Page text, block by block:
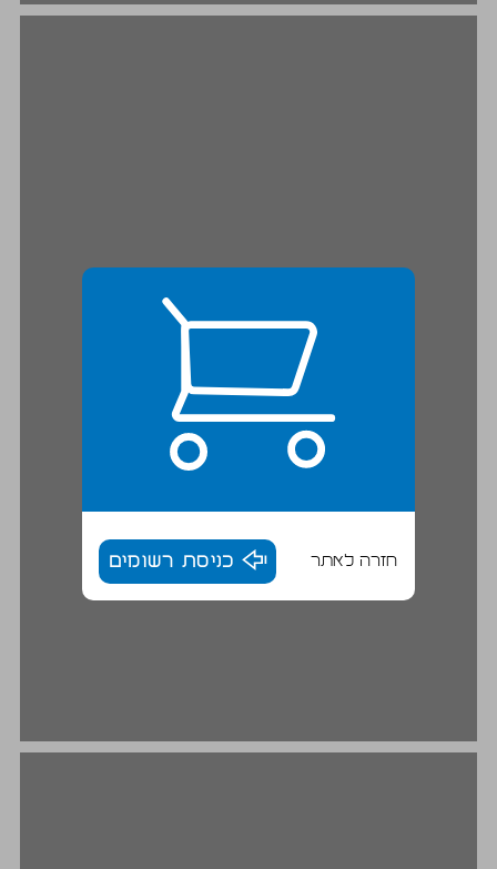
חזרה לאתר כניסת רשומים
ג. התשוקה הטוטליטרית ... 18